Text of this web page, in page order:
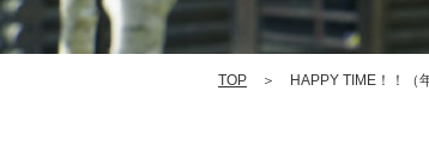
TOP ＞ HAPPY TIME！！（年